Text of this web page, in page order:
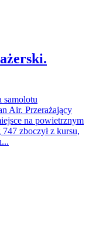
samolotu
Air. Przerażający
na powietrznym
zboczył z kursu,